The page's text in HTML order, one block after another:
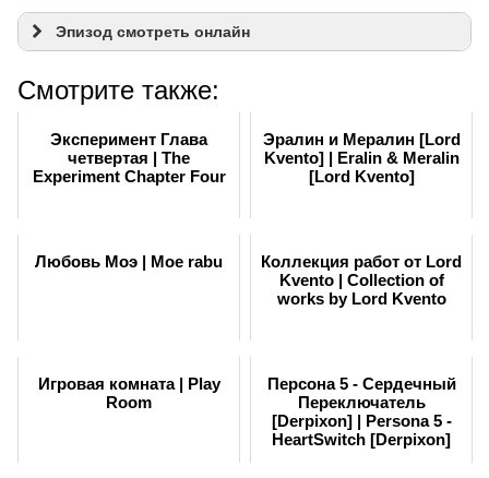
Эпизод смотреть онлайн
Смотрите также:
Эксперимент Глава
четвертая | The
Experiment Chapter Four
Эралин и Мералин [Lord
Kvento] | Eralin & Meralin
[Lord Kvento]
Любовь Моэ | Moe rabu
Коллекция работ от Lord
Kvento | Collection of
works by Lord Kvento
Игровая комната | Play
Room
Персона 5 - Сердечный
Переключатель
[Derpixon] | Persona 5 -
HeartSwitch [Derpixon]